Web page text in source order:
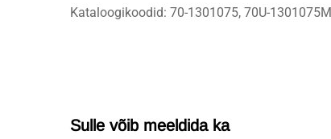
Kataloogikoodid: 70-1301075, 70U-1301075M
Sulle võib meeldida ka